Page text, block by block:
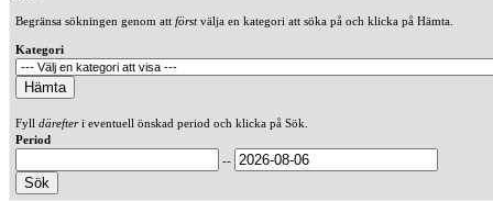
Begränsa sökningen genom att förstvälja en kategori att söka på och klicka på Hämta.
Kategori
Fyll därefteri eventuell önskad period och klicka på Sök.
Period
--